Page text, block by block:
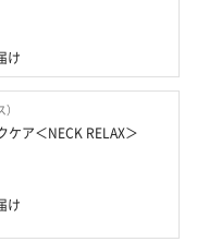
け
ケア＜NECK RELAX＞
け